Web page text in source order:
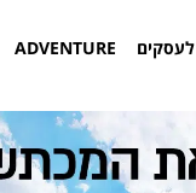
לעסקים ADVENTURE